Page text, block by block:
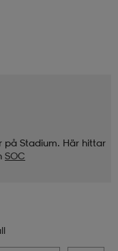
Stadium. Här hittar
SOC